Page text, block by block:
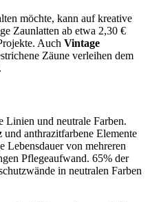
möchte, kann auf kreative
Zaunlatten ab etwa 2,30 €
Auch Vintage
Zäune verleihen dem
Linien und neutrale Farben.
und anthrazitfarbene Elemente
Lebensdauer von mehreren
Pflegeaufwand. 65% der
in neutralen Farben